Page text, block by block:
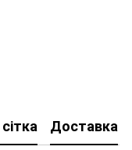
Доставка